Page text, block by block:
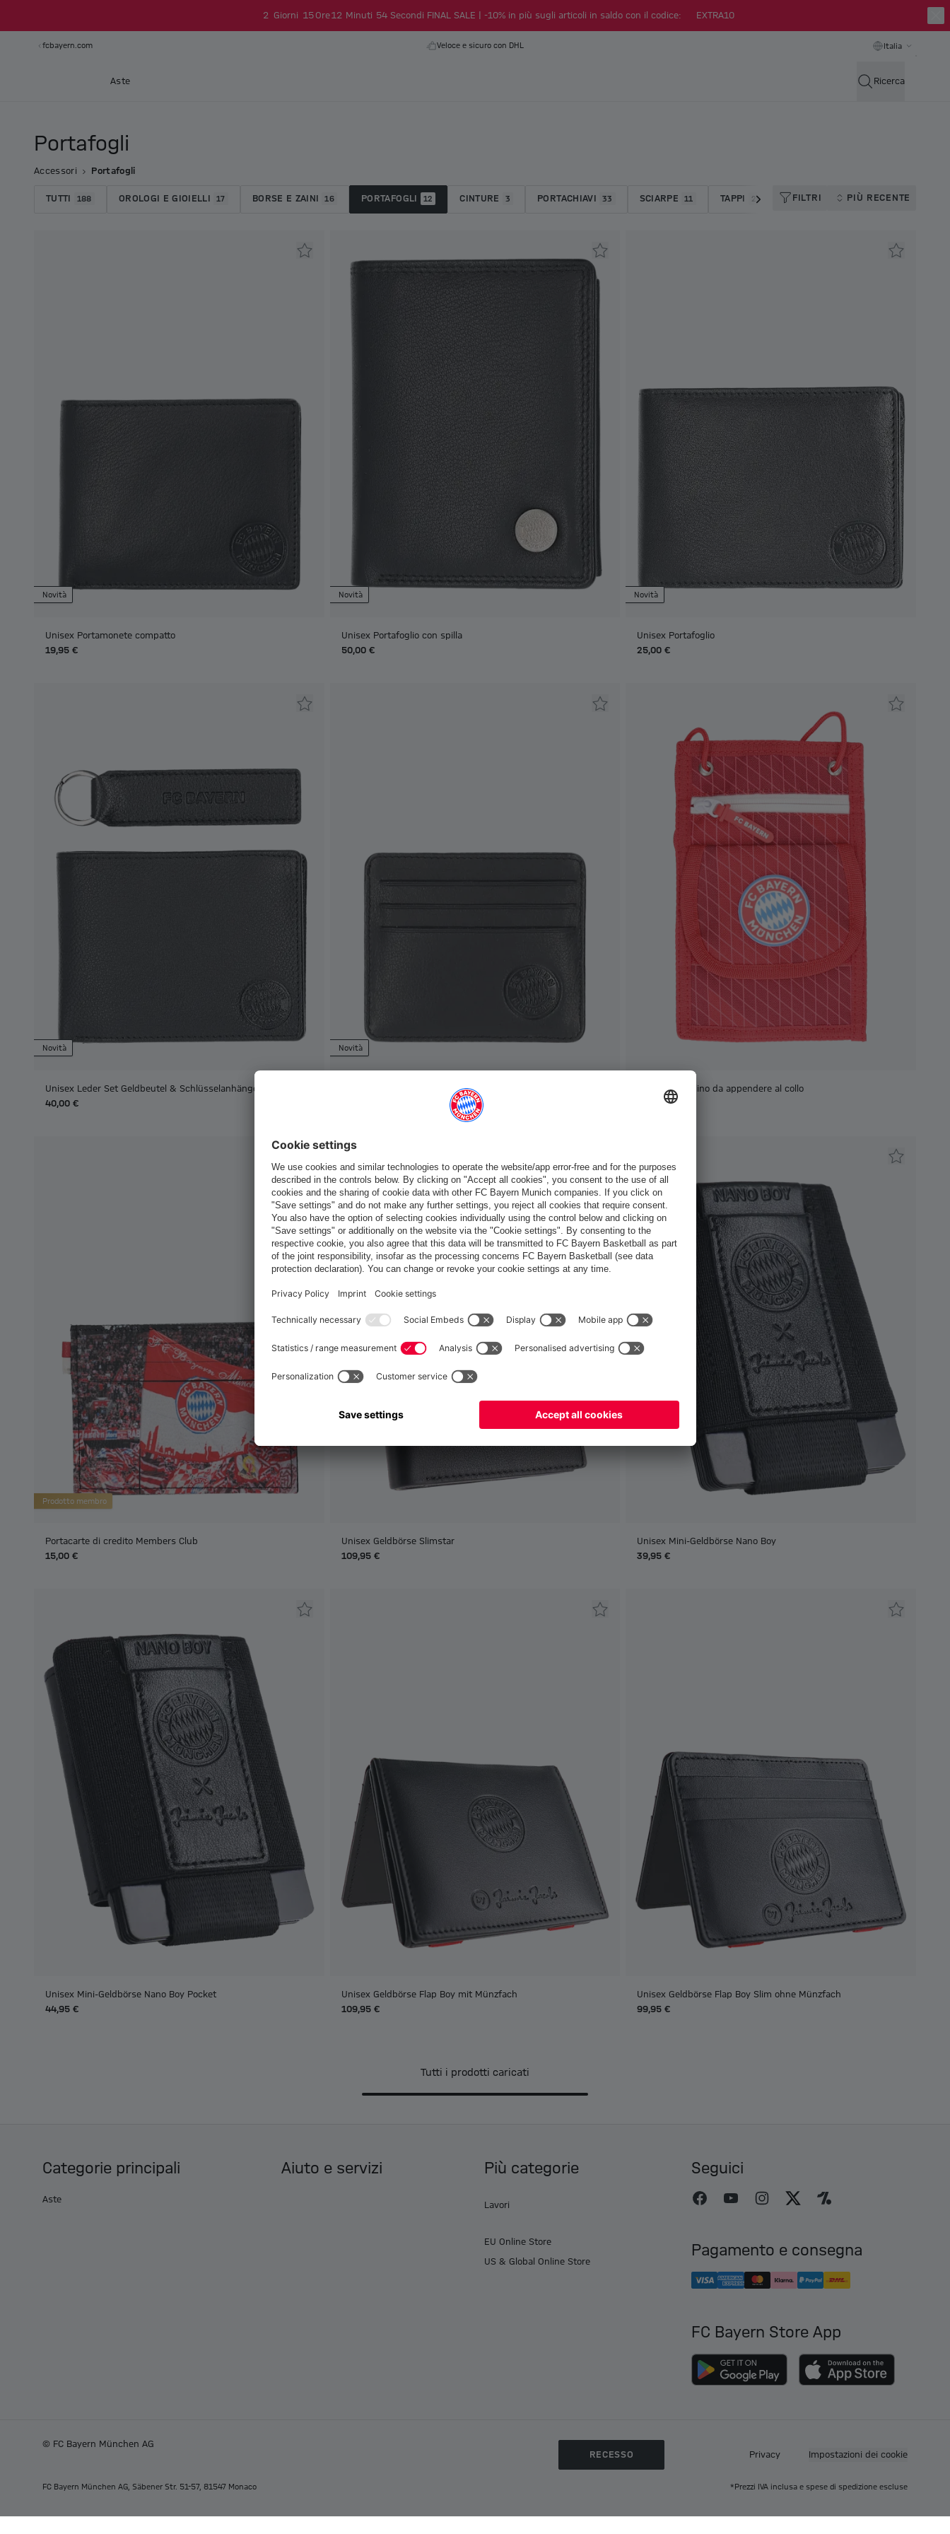
2 Giorni 15 Ore12 Minuti 53 Secondi FINAL SALE | -10% in più sugli articoli in saldo con il codice: EXTRA10
fcbayern.com Veloce e sicuro con DHL Italia
Aste Ricerca
Portafogli
Accessori Portafogli
TUTTI 188 OROLOGI E GIOIELLI 17 BORSE E ZAINI 16 PORTAFOGLI 12 CINTURE 3 PORTACHIAVI 33 SCIARPE 11 TAPPI 24 CRAVATTE 3 CAPPELLI
FILTRI PIÙ RECENTE
Novità
Unisex Portamonete compatto
19,95 €
Novità
Unisex Portafoglio con spilla
50,00 €
Novità
Unisex Portafoglio
25,00 €
Novità
Unisex Leder Set Geldbeutel & Schlüsselanhänger
40,00 €
Novità
Unisex Portacarte di credito
Unisex Borsellino da appendere al collo
9,95 €
Prodotto membro
Portacarte di credito Members Club
15,00 €
Unisex Geldbörse Slimstar
109,95 €
Unisex Mini-Geldbörse Nano Boy
39,95 €
Unisex Mini-Geldbörse Nano Boy Pocket
44,95 €
Unisex Geldbörse Flap Boy mit Münzfach
109,95 €
Unisex Geldbörse Flap Boy Slim ohne Münzfach
99,95 €
Tutti i prodotti caricati
Categorie principali
Aste
Aiuto e servizi Più categorie
Lavori
EU Online Store
US & Global Online Store
Seguici
Pagamento e consegna
FC Bayern Store App
© FC Bayern München AG
RECESSO
Privacy Impostazioni dei cookie
FC Bayern München AG, Säbener Str. 51-57, 81547 Monaco *Prezzi IVA inclusa e spese di spedizione escluse
Vuoi rimanere nel negozioItaliano ?
Globaleper consegnare lì!